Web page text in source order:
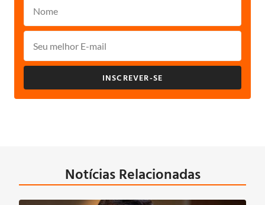
INSCREVER-SE
Notícias Relacionadas